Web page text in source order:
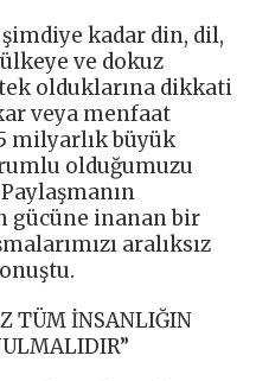
kadar din, dil,
ve dokuz
olduklarına dikkati
veya menfaat
milyarlık büyük
olduğumuzu
gücüne inanan bir
aralıksız
TÜM İNSANLIĞIN